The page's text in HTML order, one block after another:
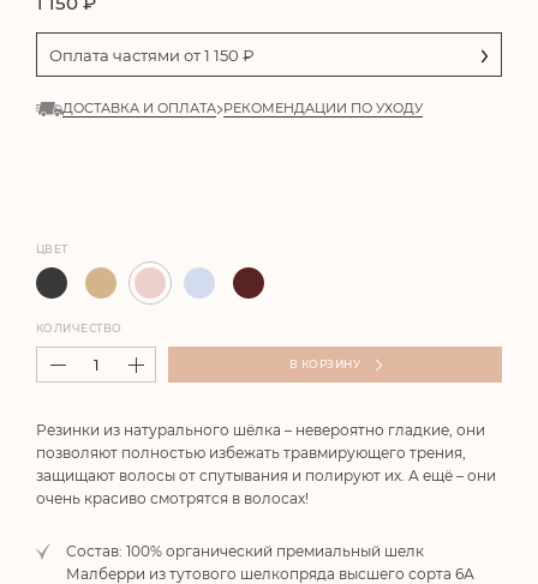
Оплата частями от1 150 ₽
ДОСТАВКА И ОПЛАТА РЕКОМЕНДАЦИИ ПО УХОДУ
Резинки из натурального шёлка – невероятно гладкие, они
позволяют полностью избежать травмирующего трения,
защищают волосы от спутывания и полируют их. А ещё – они
очень красиво смотрятся в волосах!
Состав: 100% органический премиальный шелк
Малберри из тутового шелкопряда высшего сорта 6А
ЦВЕТ
КОЛИЧЕСТВО
В КОРЗИНУ